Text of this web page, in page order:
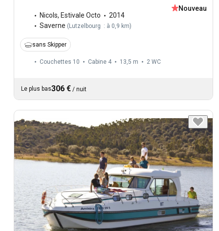
Nicols, Estivale Octo
2014
Saverne ( Lutzelbourg : à 0,9 km)
Nouveau
sans Skipper
Couchettes 10 Cabine 4 13,5 m 2 WC
Le plus bas306 € / nuit